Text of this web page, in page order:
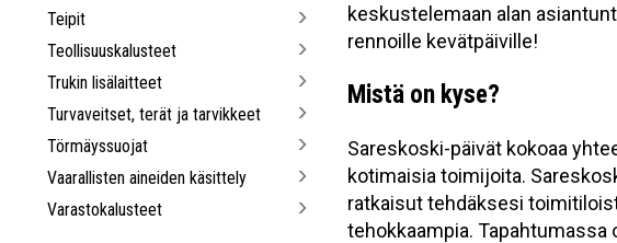
Teipit
Teollisuuskalusteet
Trukin lisälaitteet
Turvaveitset, terät ja tarvikkeet
Törmäyssuojat
Vaarallisten aineiden käsittely
Varastokalusteet
keskustelemaan alan
rennoille kevätpäiville!
Mistä on kyse?
Sareskoski-päivät kokoaa
kotimaisia toimijoita.
ratkaisut tehdäksesi
tehokkaampia. Tapahtumassa